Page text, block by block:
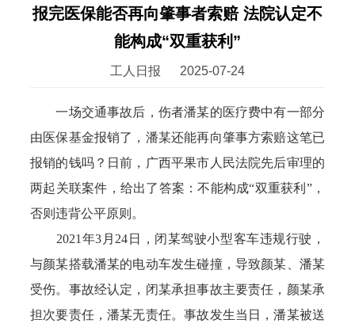
报完医保能否再向肇事者索赔 法院认定不
能构成“双重获利”
工人日报 2025-07-24
一场交通事故后，伤者潘某的医疗费中有一部分
由医保基金报销了，潘某还能再向肇事方索赔这笔已
报销的钱吗？日前，广西平果市人民法院先后审理的
两起关联案件，给出了答案：不能构成“双重获利”，
否则违背公平原则。
2021年3月24日，闭某驾驶小型客车违规行驶，
与颜某搭载潘某的电动车发生碰撞，导致颜某、潘某
受伤。事故经认定，闭某承担事故主要责任，颜某承
担次要责任，潘某无责任。事故发生当日，潘某被送